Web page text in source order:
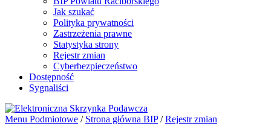
Jak szukać
Polityka prywatności
Zastrzeżenia prawne
Statystyka strony
Rejestr zmian
Cyberbezpieczeństwo
Dostępność
Sygnaliści
Menu Podmiotowe / Strona główna BIP/Rejestr zmian